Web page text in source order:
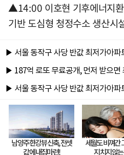
▲14:00 이호현 기후에너지
기반 도심형 청정수소 생산시